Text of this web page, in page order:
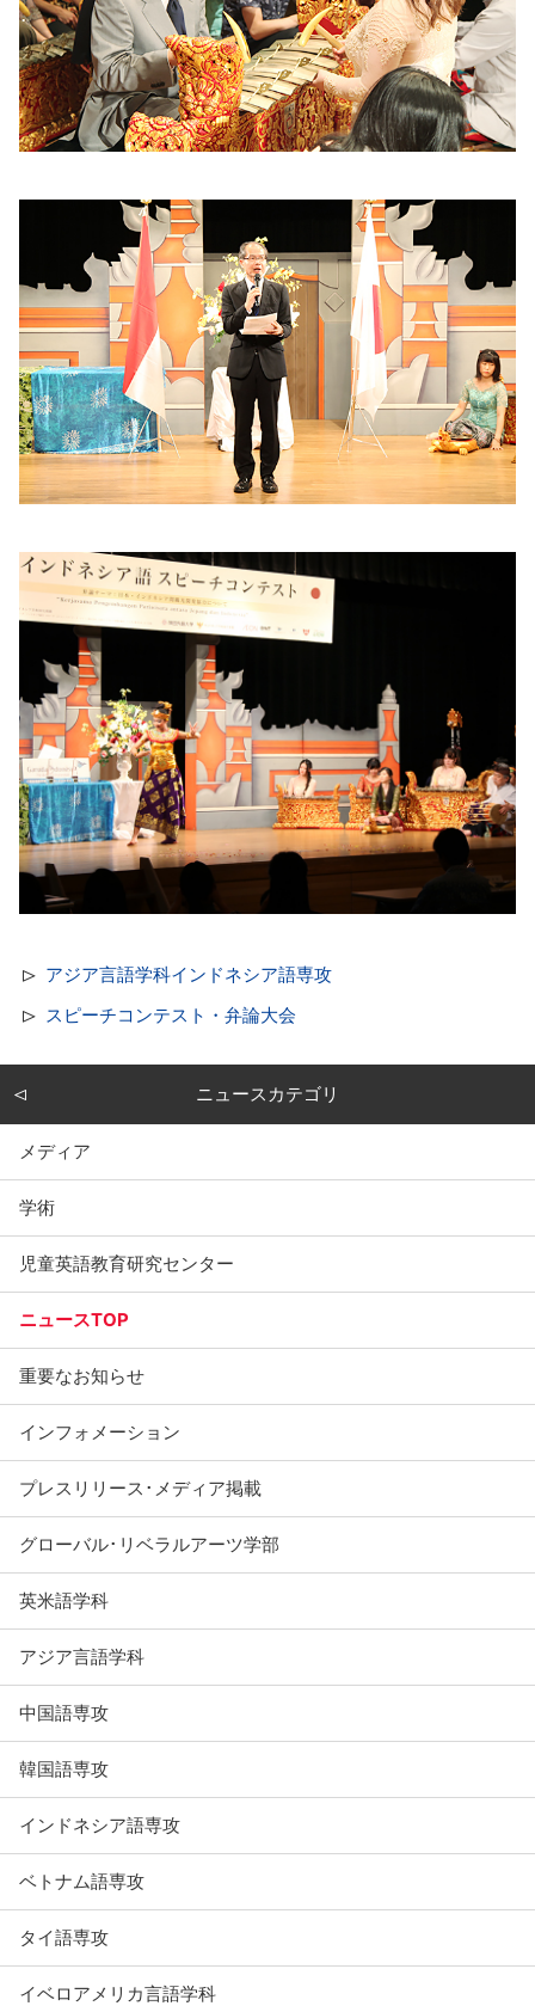
アジア言語学科インドネシア語専攻
スピーチコンテスト・弁論大会
ニュースカテゴリ
メディア
学術
児童英語教育研究センター
ニュースTOP
重要なお知らせ
インフォメーション
プレスリリース･メディア掲載
グローバル･リベラルアーツ学部
英米語学科
アジア言語学科
中国語専攻
韓国語専攻
インドネシア語専攻
ベトナム語専攻
タイ語専攻
イベロアメリカ言語学科